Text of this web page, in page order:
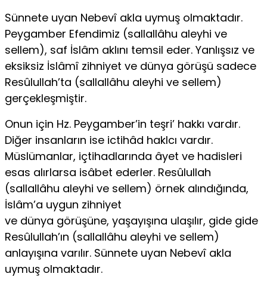
Sünnete uyan Nebevî akla uymuş olmaktadır.
Peygamber Efendimiz (sallallâhu aleyhi ve
sellem), saf İslâm aklını temsil eder. Yanlışsız ve
eksiksiz İslâmî zihniyet ve dünya görüşü sadece
Resûlullah’ta (sallallâhu aleyhi ve sellem)
gerçekleşmiştir.
Onun için Hz. Peygamber’in teşri’ hakkı vardır.
Diğer insanların ise ictihâd haklcı vardır.
Müslümanlar, içtihadlarında âyet ve hadisleri
esas alırlarsa isâbet ederler. Resûlullah
(sallallâhu aleyhi ve sellem) örnek alındığında,
İslâm’a uygun zihniyet
ve dünya görüşüne, yaşayışına ulaşılır, gide gide
Resûlullah’ın (sallallâhu aleyhi ve sellem)
anlayışına varılır. Sünnete uyan Nebevî akla
uymuş olmaktadır.